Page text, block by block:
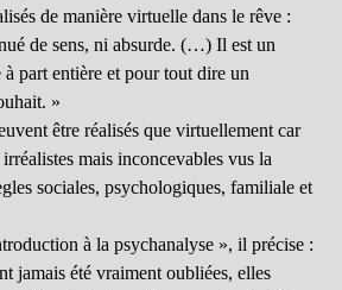
de manière virtuelle dans le rêve :
de sens, ni absurde. (…) Il est un
part entière et pour tout dire un
»
être réalisés que virtuellement car
mais inconcevables vus la
sociales, psychologiques, familiale et
à la psychanalyse », il précise :
jamais été vraiment oubliées, elles